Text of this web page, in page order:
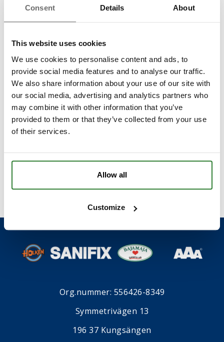
Consent Details About
This website uses cookies
We use cookies to personalise content and ads, to
provide social media features and to analyse our traffic.
We also share information about your use of our site with
our social media, advertising and analytics partners who
may combine it with other information that you’ve
provided to them or that they’ve collected from your use
of their services.
Allow all
Customize
I samband med att du kontaktar oss godkänner du
Org.nummer: 556426-8349
Symmetrivägen 13
196 37 Kungsängen